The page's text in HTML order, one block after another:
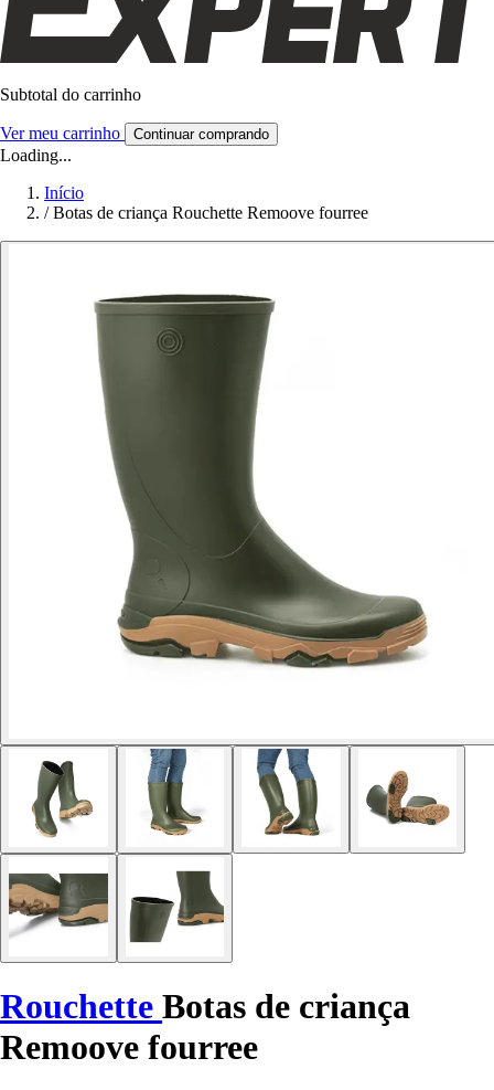
Subtotal do carrinho
Ver meu carrinho Continuar comprando
Loading...
Início
/ Botas de criança Rouchette Remoove fourree
Rouchette Botas de criança
Remoove fourree